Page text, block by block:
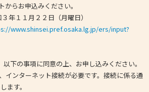
からお申込みください。
月２２日（月曜日）
www.shinsei.pref.osaka.lg.jp/ers/input?
下の事項に同意の上、お申し込みください。
インターネット接続が必要です。接続に係る通
ます。